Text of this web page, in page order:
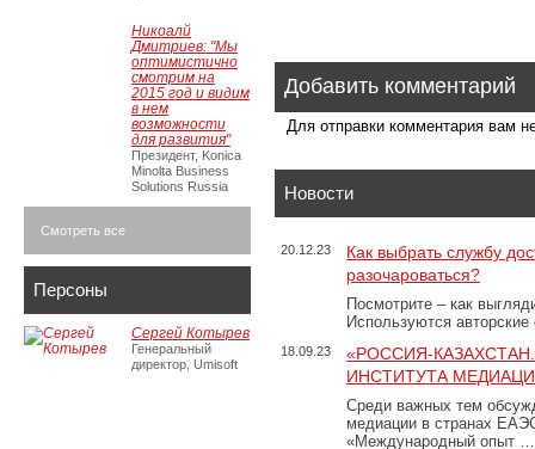
Добавить комментарий
Для отправки комментария вам
Новости
20.12.23
Как выбрать службу
разочароваться?
Посмотрите – как
Используются
18.09.23
«РОССИЯ-
ИНСТИТУТА
Среди важных тем
медиации в странах
«Международный опыт …
Никоалй
Дмитриев: "Мы
оптимистично
смотрим на
2015 год и видим
в нем
возможности
для развития"
Президент, Konica
Minolta Business
Solutions Russia
Смотреть все
Персоны
Сергей Котырев
Генеральный
директор, Umisoft